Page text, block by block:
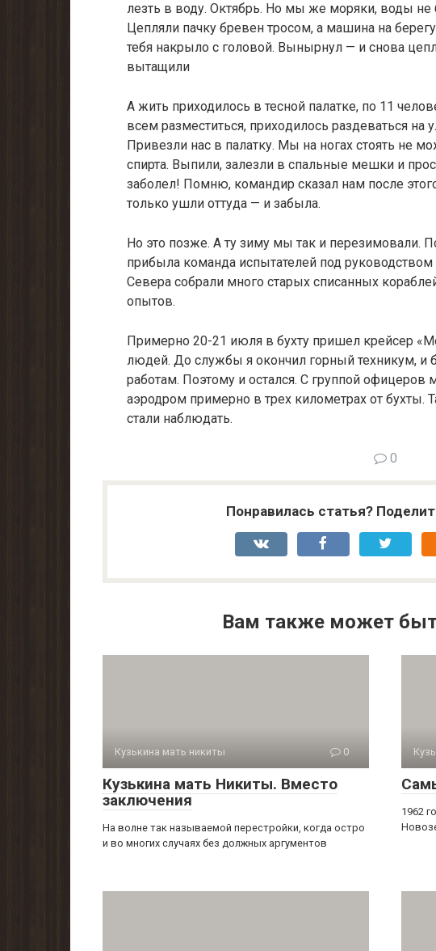
лезть в воду. Октябрь. Но мы же моряки, воды не
Цепляли пачку бревен тросом, а машина на
тебя накрыло с головой. Вынырнул — и снова
вытащили
А жить приходилось в тесной палатке, по 11
всем разместиться, прихо­дилось раздеваться на
Привезли нас в палатку. Мы на ногах стоять не
спирта. Выпили, залезли в спаль­ные мешки и
заболел! Помню, командир сказал нам после
только ушли оттуда — и забыла.
Но это позже. А ту зиму мы так и перезимовали.
прибыла команда испытате­лей под
Севера собрали много старых списанных
опытов.
Примерно 20-21 июля в бухту пришел крейсер
людей. До службы я окончил горный техникум,
работам. Поэтому и остался. С группой
аэродром примерно в трех километрах от
стали наблюдать.
0
Понравилась статья?
Вам также может
Кузькина мать никиты 0
Кузькина мать Никиты. Вместо
заключения
На волне так называемой перестройки, когда остро
и во многих случаях без должных аргументов
1962